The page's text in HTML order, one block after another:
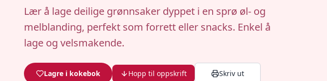
Lær å lage deilige grønnsaker dyppet i en sprø øl- og
melblanding, perfekt som forrett eller snacks. Enkel å
lage og velsmakende.
Lagre i kokebok Hopp til oppskrift Skriv ut